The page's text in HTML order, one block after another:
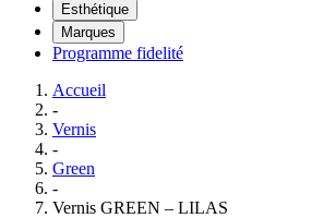
Esthétique
Marques
Programme fidelité
Accueil
-
Vernis
-
Green
-
Vernis GREEN – LILAS